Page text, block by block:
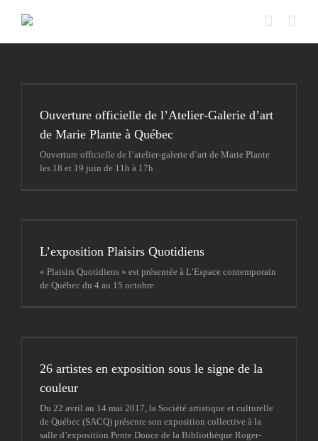
Ouverture officielle de l’Atelier-Galerie d’art
de Marie Plante à Québec
Ouverture officielle de l’atelier-galerie d’art de Marie Plante
les 18 et 19 juin de 11h à 17h
L’exposition Plaisirs Quotidiens
« Plaisirs Quotidiens » est présentée à L’Espace contemporain
de Québec du 4 au 15 octobre.
26 artistes en exposition sous le signe de la
couleur
Du 22 avril au 14 mai 2017, la Société artistique et culturelle
de Québec (SACQ) présente son exposition collective à la
salle d’exposition Pente Douce de la Bibliothèque Roger-